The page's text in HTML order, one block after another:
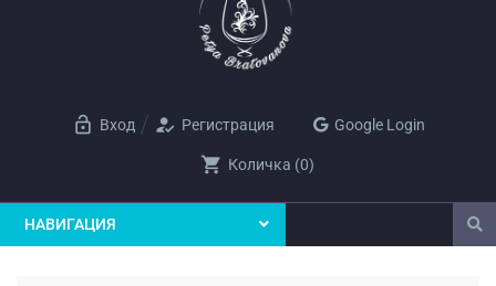
lock_open Вход how_to_reg Регистрация Google Login
shopping_cart Количка (0)
НАВИГАЦИЯ